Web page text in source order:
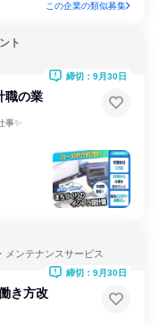
この企業の類似募集
ト
職の業
事✨
締切：9月30日
メンテナンスサービス
き方改
締切：9月30日